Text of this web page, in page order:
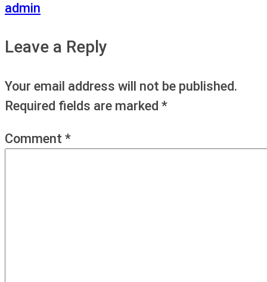
admin
Leave a Reply
Your email address will not be published.
Required fields are marked *
Comment *